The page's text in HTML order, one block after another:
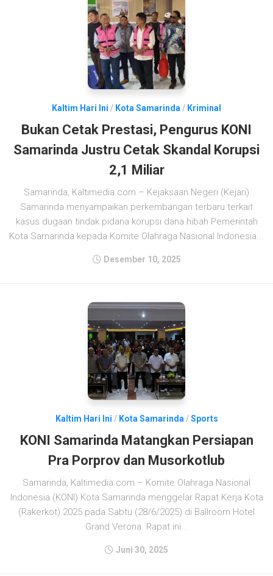
Kaltim Hari Ini / Kota Samarinda / Kriminal
Bukan Cetak Prestasi, Pengurus KONI
Samarinda Justru Cetak Skandal Korupsi
2,1 Miliar
Samarinda, Kaltimedia.com – Kejaksaan Negeri (Kejari)
Samarinda menyampaikan perkembangan terbaru terkait
kasus dugaan tindak pidana korupsi dana hibah Pemerintah
Kota Samarinda kepada Komite Olahraga Nasional Indonesia...
Desember 10, 2025
Kaltim Hari Ini / Kota Samarinda /Sports
KONI Samarinda Matangkan Persiapan
Pra Porprov dan Musorkotlub
Samarinda, Kaltimedia.com – Komite Olahraga Nasional
Indonesia (KONI) Kota Samarinda menggelar Rapat Kerja Kota
(Rakerkot) 2025 pada Sabtu (28/6/2025) di Ballroom Hotel
Grand Verona. Rapat ini...
Juni 30, 2025